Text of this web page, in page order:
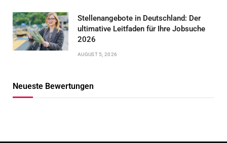
Stellenangebote in Deutschland: Der
ultimative Leitfaden für Ihre Jobsuche
2026
AUGUST 5, 2026
Neueste Bewertungen